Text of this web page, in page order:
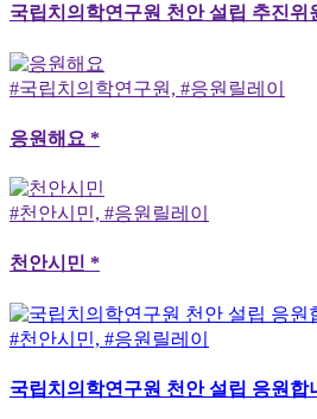
국립치의학연구원 천안 설립 추진위
#국립치의학연구원, #응원릴레이
응원해요 *
#천안시민, #응원릴레이
천안시민 *
#천안시민, #응원릴레이
국립치의학연구원 천안 설립 응원합